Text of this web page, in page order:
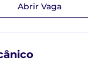
Abrir Vaga